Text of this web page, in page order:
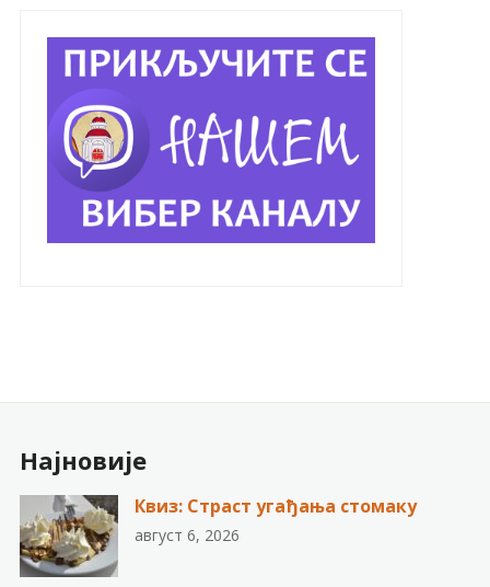
Најновије
Квиз: Страст угађања стомаку
август 6, 2026